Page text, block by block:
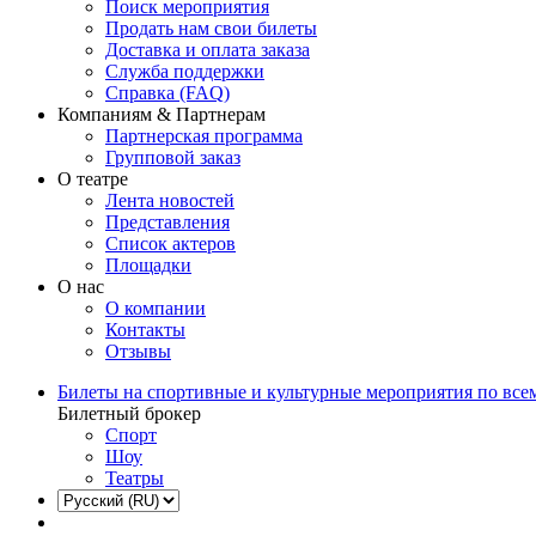
Поиск мероприятия
Продать нам свои билеты
Доставка и оплата заказа
Служба поддержки
Справка (FAQ)
Компаниям & Партнерам
Партнерская программа
Групповой заказ
О театре
Лента новостей
Представления
Список актеров
Площадки
О нас
О компании
Контакты
Отзывы
Билеты на спортивные и культурные мероприятия по
Билетный брокер
Спорт
Шоу
Театры